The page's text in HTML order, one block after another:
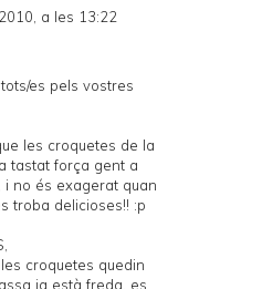
a les 13:22
es pels vostres
les croquetes de la
tastat força gent a
i no és exagerat quan
troba delicioses!! :p
croquetes quedin
ja està freda, es